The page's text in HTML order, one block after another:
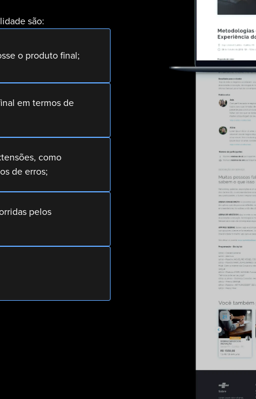
são:
o produto final;
em termos de
como
de erros;
pelos